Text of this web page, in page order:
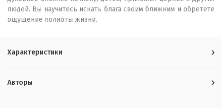
людей. Вы научитесь искать блага своим ближним и обретете
ощущение полноты жизни.
Характеристики
Авторы